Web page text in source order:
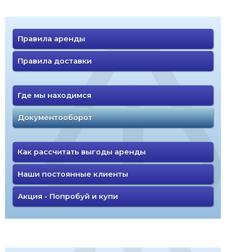
Правила аренды
Правила доставки
Где мы находимся
Документооборот
Как рассчитать выгоды аренды
Наши постоянные клиенты
Акция - Попробуй и купи